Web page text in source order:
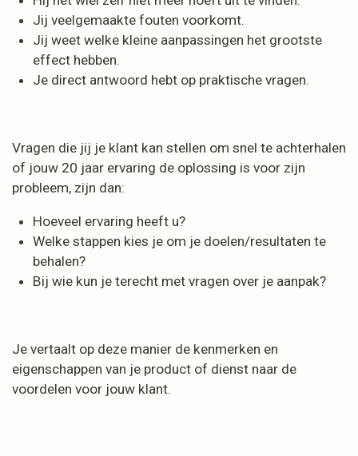
Jij veelgemaakte fouten voorkomt.
Jij weet welke kleine aanpassingen het grootste
effect hebben.
Je direct antwoord hebt op praktische vragen.
Vragen die jij je klant kan stellen om snel te achterhalen
of jouw 20 jaar ervaring de oplossing is voor zijn
probleem, zijn dan:
Hoeveel ervaring heeft u?
Welke stappen kies je om je doelen/resultaten te
behalen?
Bij wie kun je terecht met vragen over je aanpak?
Je vertaalt op deze manier de kenmerken en
eigenschappen van je product of dienst naar de
voordelen voor jouw klant.